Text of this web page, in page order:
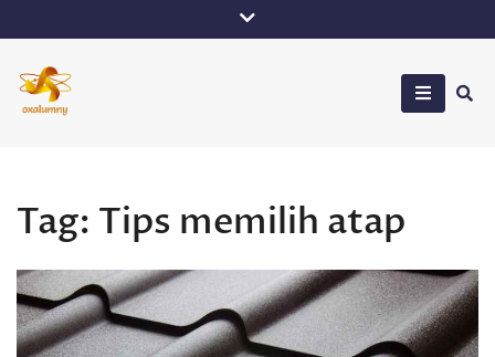
to
content
Tag: Tips memilih atap